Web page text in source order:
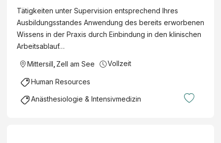
Tätigkeiten unter Supervision entsprechend Ihres
Ausbildungsstandes Anwendung des bereits erworbenen
Wissens in der Praxis durch Einbindung in den klinischen
Arbeitsablauf…
Mittersill Zell am See Vollzeit
Human Resources
Anästhesiologie & Intensivmedizin